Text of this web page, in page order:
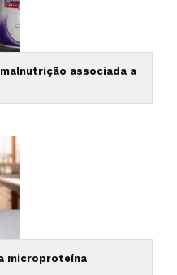
associada a
microproteína